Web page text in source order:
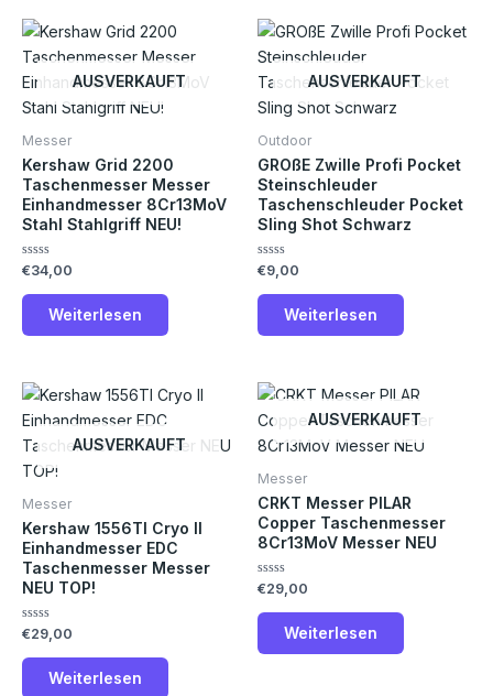
AUSVERKAUFT
Messer
Kershaw Grid 2200
Taschenmesser Messer
Einhandmesser 8Cr13MoV
Stahl Stahlgriff NEU!
Bewertet
0
€34,00
Weiterlesen
AUSVERKAUFT
Outdoor
GROßE Zwille Profi Pocket
Steinschleuder
Taschenschleuder Pocket
Sling Shot Schwarz
Bewertet
0
€9,00
Weiterlesen
AUSVERKAUFT
Messer
Kershaw 1556TI Cryo II
Einhandmesser EDC
Taschenmesser Messer
NEU TOP!
Bewertet
0
€29,00
Weiterlesen
AUSVERKAUFT
Messer
CRKT Messer PILAR
Copper Taschenmesser
8Cr13MoV Messer NEU
Bewertet
0
€29,00
Weiterlesen